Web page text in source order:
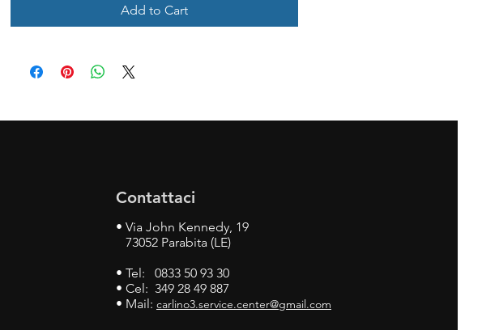
Add to Cart
Contattaci
• Via John Kennedy, 19
73052 Parabita (LE)
• Tel: 0833 50 93 30
• Cel: 349 28 49 887
• Mail: carlino3.service.center@gmail.com